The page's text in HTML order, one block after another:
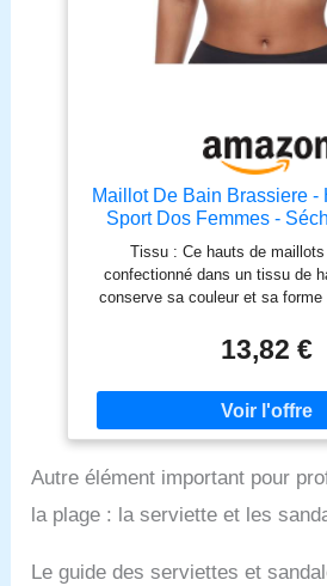
Maillot De Bain Brassiere -
Sport Dos Femmes -
Soutien Réglable pour
Tissu : Ce hauts de
confectionné dans un tissu de
conserve sa couleur et sa forme
maillot de bain femme forte
respirant et léger. Il est très
Design : Ce haut de maillot de
arbore un design tendance. Il
silhouettes tout en étant très
une amies, votre femme ou
d'une soirée. Occasions : Ce haut
pool parties, la plage et bien
13,82 €
Autre élément important pour
la plage : la serviette et les
Le guide des serviettes et